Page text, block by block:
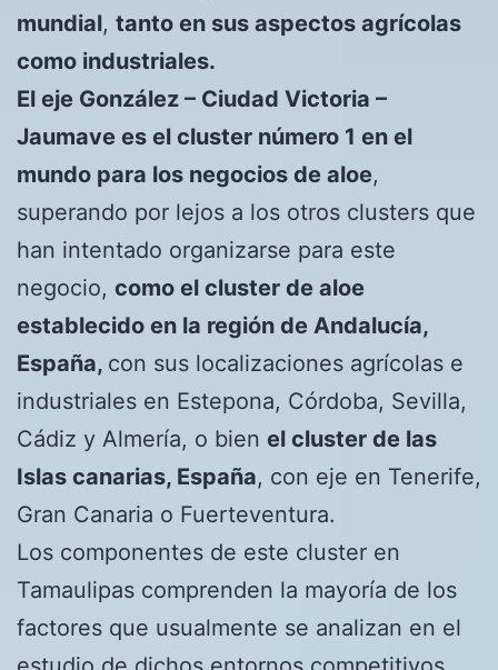
mundial, tanto en sus aspectos agrícolas
como industriales.
El eje González – Ciudad Victoria –
Jaumave es el cluster número 1 en el
mundo para los negocios de aloe,
superando por lejos a los otros clusters que
han intentado organizarse para este
negocio, como el cluster de aloe
establecido en la región de Andalucía,
España, con sus localizaciones agrícolas e
industriales en Estepona, Córdoba, Sevilla,
Cádiz y Almería, o bien el cluster de las
Islas canarias, España, con eje en Tenerife,
Gran Canaria o Fuerteventura.
Los componentes de este cluster en
Tamaulipas comprenden la mayoría de los
factores que usualmente se analizan en el